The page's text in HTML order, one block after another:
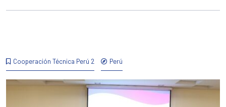
Cooperación Técnica Perú 2 Perú